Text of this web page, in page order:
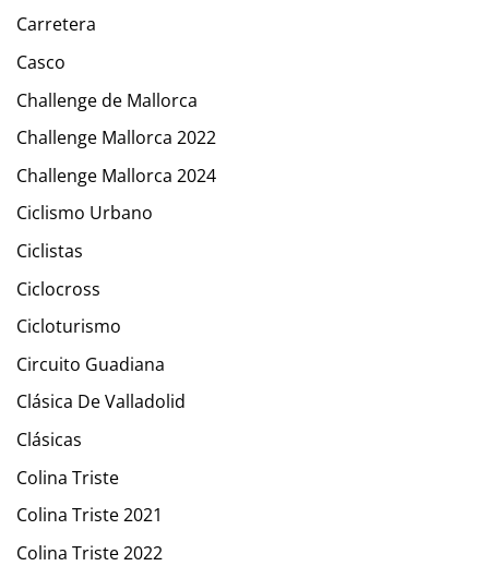
Carretera
Casco
Challenge de Mallorca
Challenge Mallorca 2022
Challenge Mallorca 2024
Ciclismo Urbano
Ciclistas
Ciclocross
Cicloturismo
Circuito Guadiana
Clásica De Valladolid
Clásicas
Colina Triste
Colina Triste 2021
Colina Triste 2022